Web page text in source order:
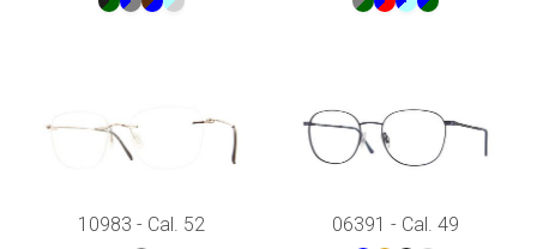
10983 - Cal. 52 06391 - Cal. 49